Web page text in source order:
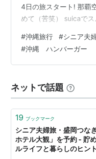
4日の旅スタート! 那覇
めて（苦笑） suicaで
https://
滞在するホテル（→）
庁前駅から、徒歩5分
ね。 すると、店員さん
#沖縄旅行 #シニア夫
#沖縄 ハンバーガー
ネットで話題
19 ブックマーク
シニア夫婦旅・盛岡つな
ホテル大観」を予約 - 貯
ルライフと暮らしのヒント